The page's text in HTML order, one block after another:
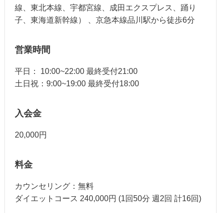
線、東北本線、宇都宮線、成田エクスプレス、踊り
子、東海道新幹線） 、京急本線品川駅から徒歩6分
営業時間
平日： 10:00~22:00 最終受付21:00
土日祝：9:00~19:00 最終受付18:00
入会金
20,000円
料金
カウンセリング：無料
ダイエットコース 240,000円 (1回50分 週2回 計16回)